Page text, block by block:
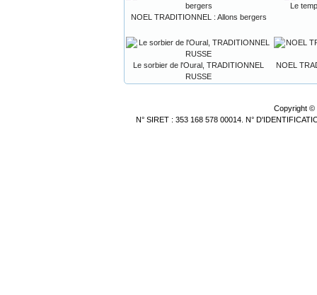
NOEL TRADITIONNEL : Allons bergers
Le
Le sorbier de l'Oural, TRADITIONNEL
RUSSE
NOEL
Copyright ©
N° SIRET : 353 168 578 00014. N°